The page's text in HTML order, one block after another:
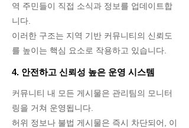
역 주민들이 직접 소식과 정보를 업데이트합
니다.
이러한 구조는 지역 기반 커뮤니티의 신뢰도
를 높이는 핵심 요소로 작용하고 있습니다.
4. 안전하고 신뢰성 높은 운영 시스템
커뮤니티 내 모든 게시물은 관리팀의 모니터
링을 거쳐 운영됩니다.
허위 정보나 불법 게시물은 즉시 차단되어, 이